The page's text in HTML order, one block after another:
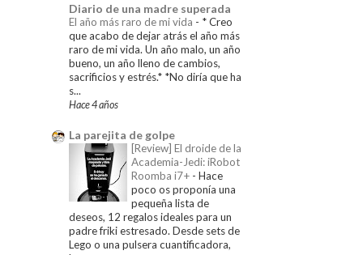
Diario de una madre superada
El año más raro de mi vida - * Creo
que acabo de dejar atrás el año más
raro de mi vida. Un año malo, un año
bueno, un año lleno de cambios,
sacrificios y estrés.* *No diría que ha
s...
Hace 4 años
La parejita de golpe
[Review] El droide de la
Academia-Jedi: iRobot
Roomba i7+ - Hace
poco os proponía una
pequeña lista de
deseos, 12 regalos ideales para un
padre friki estresado. Desde sets de
Lego o una pulsera cuantificadora,